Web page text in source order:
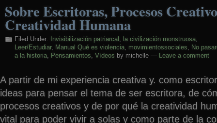
Sobre Escritoras, Procesos
Creatividad Humana
Filed Under: Invisibilización patriarcal la civilización monstruosa
Leer/Estudiar, Manual Qué es violencia movimientossociales
No
a la historia
Pensamientos Vídeos by michelle — Leave a comment
A partir de mi experiencia creativa y. como
ideas para pensar el tema de ser escritora, de
procesos creativos y de por qué la creatividad
vital para poder vivir a solas y como parte de la